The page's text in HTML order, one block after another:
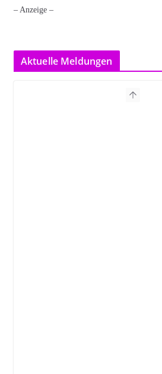
– Anzeige –
Aktuelle Meldungen